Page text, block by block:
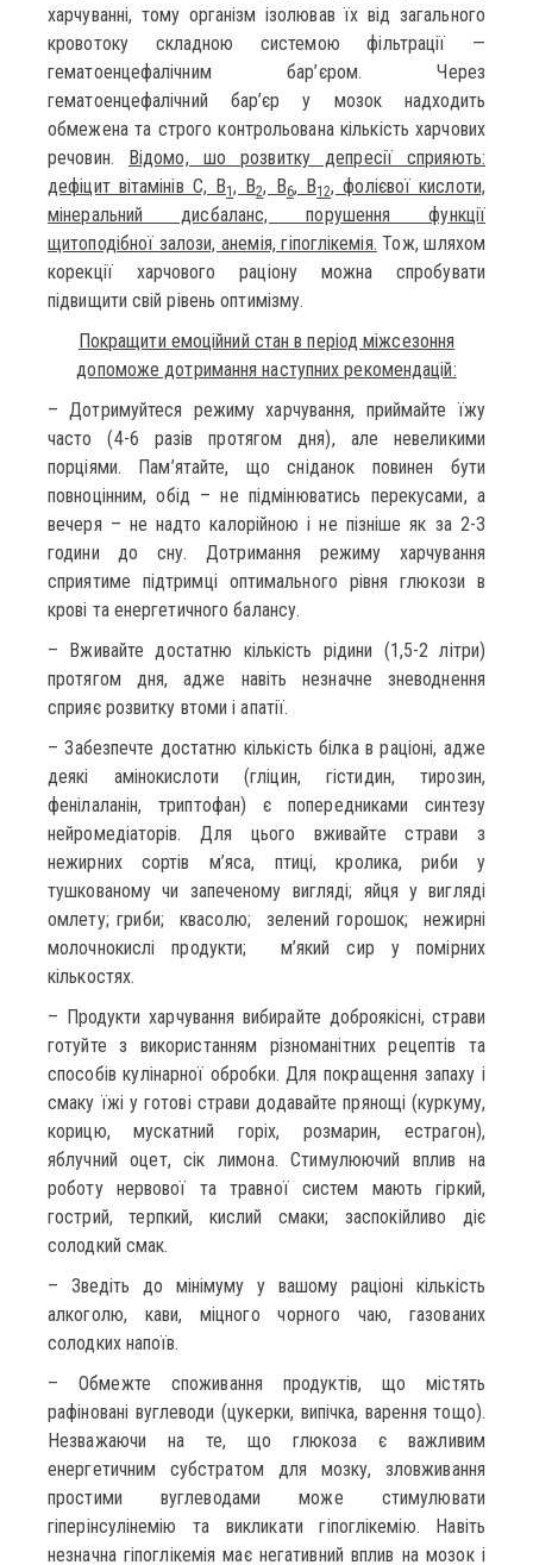
харчуванні, тому організм ізолював їх від загального
кровотоку складною системою фільтрації —
гематоенцефалічним бар’єром. Через
гематоенцефалічний бар’єр у мозок надходить
обмежена та строго контрольована кількість харчових
речовин. Відомо, шо розвитку депресії сприяють:
дефіцит вітамінів С, В1, В2, В6, В12, фолієвої кислоти,
мінеральний дисбаланс, порушення функції
щитоподібної залози, анемія, гіпоглікемія. Тож, шляхом
корекції харчового раціону можна спробувати
підвищити свій рівень оптимізму.
Покращити емоційний стан в період міжсезоння
допоможе дотримання наступних рекомендацій:
– Дотримуйтеся режиму харчування, приймайте їжу
часто (4-6 разів протягом дня), але невеликими
порціями. Пам’ятайте, що сніданок повинен бути
повноцінним, обід – не підмінюватись перекусами, а
вечеря – не надто калорійною і не пізніше як за 2-3
години до сну. Дотримання режиму харчування
сприятиме підтримці оптимального рівня глюкози в
крові та енергетичного балансу.
– Вживайте достатню кількість рідини (1,5-2 літри)
протягом дня, адже навіть незначне зневоднення
сприяє розвитку втоми і апатії.
– Забезпечте достатню кількість білка в раціоні, адже
деякі амінокислоти (гліцин, гістидин, тирозин,
фенілаланін, триптофан) є попередниками синтезу
нейромедіаторів. Для цього вживайте страви з
нежирних сортів м’яса, птиці, кролика, риби у
тушкованому чи запеченому вигляді; яйця у вигляді
омлету; гриби; квасолю; зелений горошок; нежирні
молочнокислі продукти; м’який сир у помірних
кількостях.
– Продукти харчування вибирайте доброякісні, страви
готуйте з використанням різноманітних рецептів та
способів кулінарної обробки. Для покращення запаху і
смаку їжі у готові страви додавайте прянощі (куркуму,
корицю, мускатний горіх, розмарин, естрагон),
яблучний оцет, сік лимона. Стимулюючий вплив на
роботу нервової та травної систем мають гіркий,
гострий, терпкий, кислий смаки; заспокійливо діє
солодкий смак.
– Зведіть до мінімуму у вашому раціоні кількість
алкоголю, кави, міцного чорного чаю, газованих
солодких напоїв.
– Обмежте споживання продуктів, що містять
рафіновані вуглеводи (цукерки, випічка, варення тощо).
Незважаючи на те, що глюкоза є важливим
енергетичним субстратом для мозку, зловживання
простими вуглеводами може стимулювати
гіперінсулінемію та викликати гіпоглікемію. Навіть
незначна гіпоглікемія має негативний вплив на мозок і